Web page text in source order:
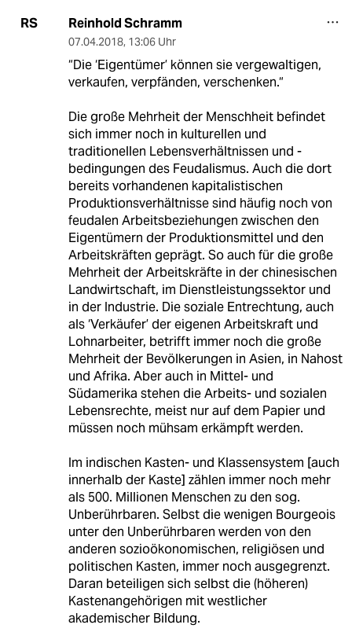
RS Reinhold Schramm
07.04.2018, 13:06 Uhr
“Die ‘Eigentümer’ können sie vergewaltigen,
verkaufen, verpfänden, verschenken.“
Die große Mehrheit der Menschheit befindet
sich immer noch in kulturellen und
traditionellen Lebensverhältnissen und -
bedingungen des Feudalismus. Auch die dort
bereits vorhandenen kapitalistischen
Produktionsverhältnisse sind häufig noch von
feudalen Arbeitsbeziehungen zwischen den
Eigentümern der Produktionsmittel und den
Arbeitskräften geprägt. So auch für die große
Mehrheit der Arbeitskräfte in der chinesischen
Landwirtschaft, im Dienstleistungssektor und
in der Industrie. Die soziale Entrechtung, auch
als ‘Verkäufer’ der eigenen Arbeitskraft und
Lohnarbeiter, betrifft immer noch die große
Mehrheit der Bevölkerungen in Asien, in Nahost
und Afrika. Aber auch in Mittel- und
Südamerika stehen die Arbeits- und sozialen
Lebensrechte, meist nur auf dem Papier und
müssen noch mühsam erkämpft werden.
Im indischen Kasten- und Klassensystem [auch
innerhalb der Kaste] zählen immer noch mehr
als 500. Millionen Menschen zu den sog.
Unberührbaren. Selbst die wenigen Bourgeois
unter den Unberührbaren werden von den
anderen sozioökonomischen, religiösen und
politischen Kasten, immer noch ausgegrenzt.
Daran beteiligen sich selbst die (höheren)
Kastenangehörigen mit westlicher
akademischer Bildung.